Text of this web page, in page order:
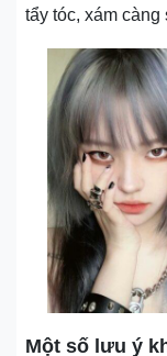
tẩy tóc, xám
Một số lưu ý